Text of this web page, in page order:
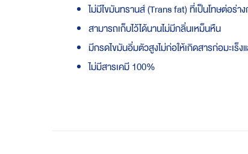
ไม่มีไขมันทรานส์ (Trans fat) ที่เป็นโทษต่อร่า
สามารถเก็บไว้ได้นานไม่มีกลิ่นเหม็นหืน
มีกรดไขมันอิ่มตัวสูงไม่ก่อให้เกิดสารก่อมะเร็
ไม่มีสารเคมี 100%